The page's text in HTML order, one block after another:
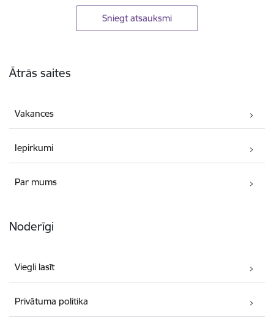
Sniegt atsauksmi
Ātrās saites
Vakances
Iepirkumi
Par mums
Noderīgi
Viegli lasīt
Privātuma politika